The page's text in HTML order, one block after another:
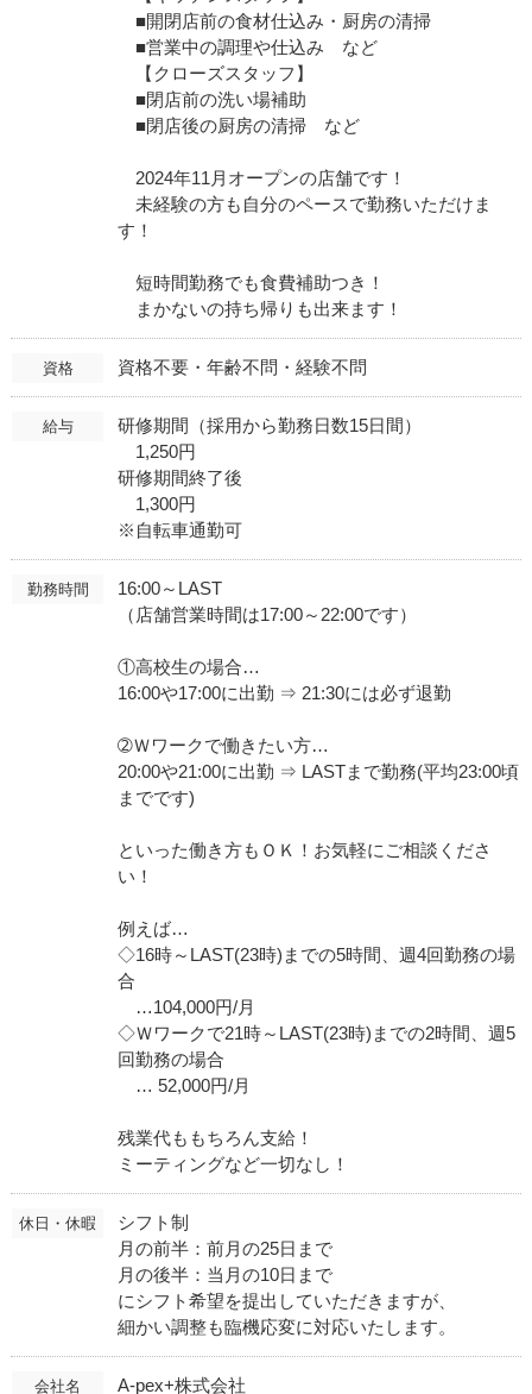
■開閉店前の食材仕込み・厨房の清掃
■営業中の調理や仕込み など
【クローズスタッフ】
■閉店前の洗い場補助
■閉店後の厨房の清掃 など
2024年11月オープンの店舗です！
未経験の方も自分のペースで勤務いただけま
す！
短時間勤務でも食費補助つき！
まかないの持ち帰りも出来ます！
資格 資格不要・年齢不問・経験不問
給与
研修期間（採用から勤務日数15日間）
1,250円
研修期間終了後
1,300円
※自転車通勤可
勤務時間
16:00～LAST
（店舗営業時間は17:00～22:00です）
①高校生の場合…
16:00や17:00に出勤 ⇒ 21:30には必ず退勤
➁Ｗワークで働きたい方…
20:00や21:00に出勤 ⇒ LASTまで勤務(平均23:00頃
までです)
といった働き方もＯＫ！お気軽にご相談くださ
い！
例えば…
◇16時～LAST(23時)までの5時間、週4回勤務の場
合
…104,000円/月
◇Ｗワークで21時～LAST(23時)までの2時間、週5
回勤務の場合
… 52,000円/月
残業代ももちろん支給！
ミーティングなど一切なし！
休日・休暇
シフト制
月の前半：前月の25日まで
月の後半：当月の10日まで
にシフト希望を提出していただきますが、
細かい調整も臨機応変に対応いたします。
会社名 A-pex+株式会社